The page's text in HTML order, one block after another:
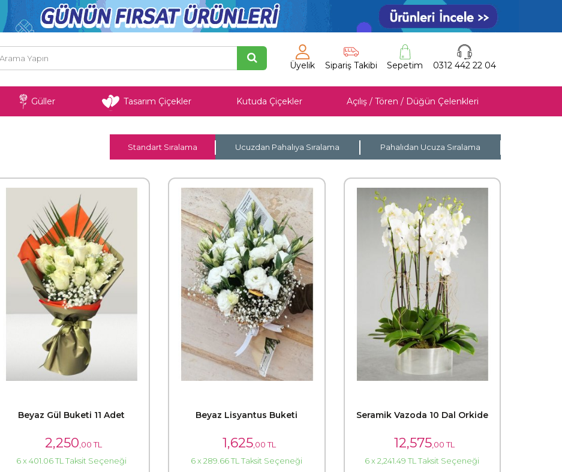
Üyelik Sipariş Takibi Sepetim 0312 442 22 04
Güller Tasarım Çiçekler Kutuda Çiçekler Açılış / Tören / Düğün Çelenkleri
Standart Sıralama Ucuzdan Pahalıya Sıralama Pahalıdan Ucuza Sıralama
Beyaz Gül Buketi 11 Adet
2,250 ,00 TL
6 x 401.06 TL Taksit Seçeneği
Beyaz Lisyantus Buketi
1,625,00 TL
6 x 289.66 TL Taksit Seçeneği
Seramik Vazoda 10 Dal Orkide
12,575 ,00 TL
6 x 2,241.49 TL Taksit Seçeneği